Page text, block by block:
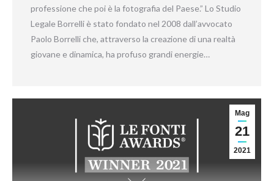
professione che poi è la fotografia del Paese.” Lo Studio
Legale Borrelli è stato fondato nel 2008 dall’avvocato
Paolo Borrelli che, attraverso la creazione di una realtà
giovane e dinamica, ha profuso grandi energie…
Mag
21
2021